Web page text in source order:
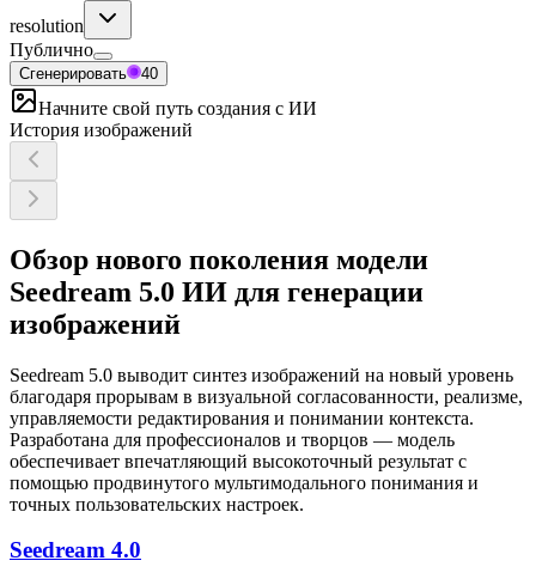
resolution
Публично
Сгенерировать 40
Начните свой путь создания с ИИ
История изображений
Обзор нового поколения модели
Seedream 5.0 ИИ для генерации
изображений
Seedream 5.0 выводит синтез изображений на новый уровень
благодаря прорывам в визуальной согласованности, реализме,
управляемости редактирования и понимании контекста.
Разработана для профессионалов и творцов — модель
обеспечивает впечатляющий высокоточный результат с
помощью продвинутого мультимодального понимания и
точных пользовательских настроек.
Seedream 4.0